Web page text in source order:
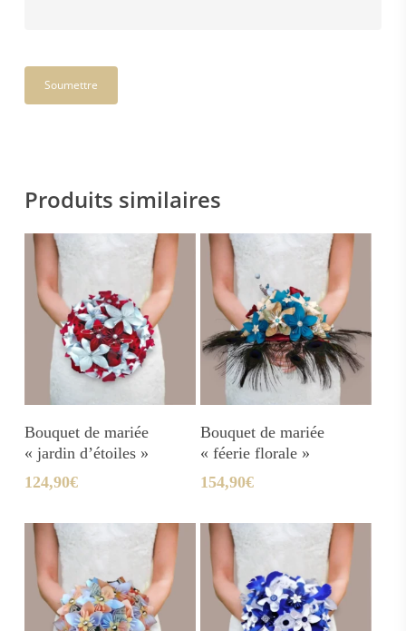
Produits similaires
Ajouter Au Panier
Bouquet de mariée
« jardin d’étoiles »
124,90€
Ajouter Au Panier
Bouquet de mariée
« féerie florale »
154,90€